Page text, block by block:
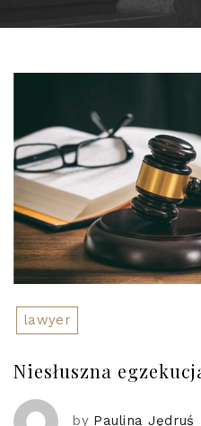
lawyer
Niesłuszna
by Paulina Jędruś